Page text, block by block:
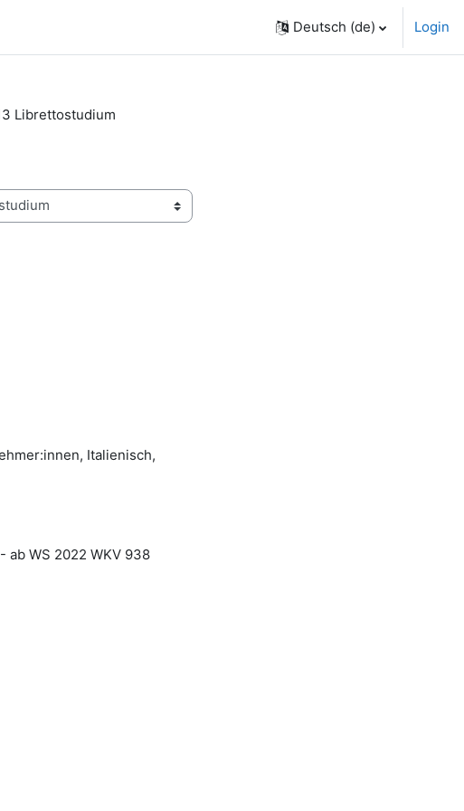
Deutsch ‎(de)‎ Login
Librettostudium
Italienisch,
ab WS 2022 WKV 938